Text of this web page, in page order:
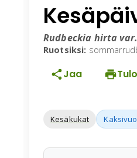
Rudbeckia hirta
Ruotsiksi:
Jaa
Kesäkukat